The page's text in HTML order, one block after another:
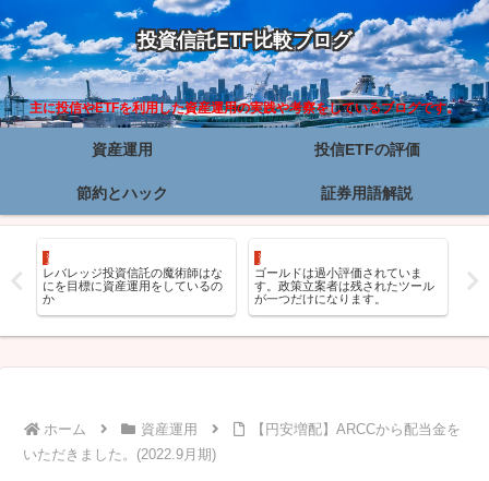
投資信託ETF比較ブログ
主に投信やETFを利用した資産運用の実践や考察をしているブログです。
資産運用 投信ETFの評価
節約とハック 証券用語解説
資産運用
レバレッジ投資信託の魔術師はな
にを目標に資産運用をしているの
か
資産運用
ゴールドは過小評価されていま
す。政策立案者は残されたツール
が一つだけになります。
ゴ
更
ホーム 資産運用
【円安増配】ARCCから配当金を
いただきました。(2022.9月期)